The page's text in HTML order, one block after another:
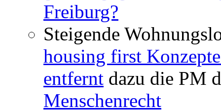
Freiburg?
Steigende
housing first
entfernt dazu die PM
Menschenrecht